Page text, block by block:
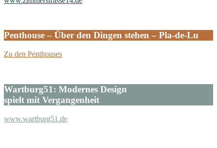
Penthouse – Über den Dingen stehen – Pla-de-Lu
Zu den Penthouses
Wartburg51: Modernes Design
spielt mit Vergangenheit
www.wartburg51.de